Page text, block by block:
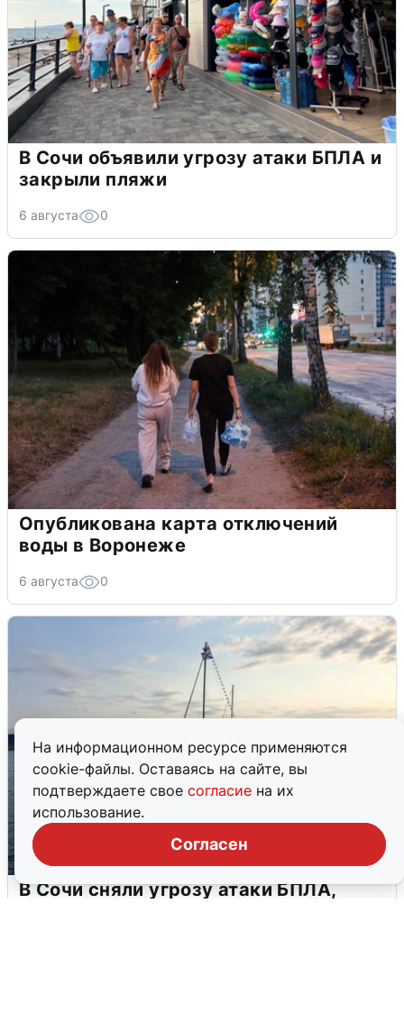
На информационном ресурсе применяются
cookie-файлы. Оставаясь на сайте, вы
подтверждаете свое согласие на их
использование.
Согласен
В Сочи объявили угрозу атаки БПЛА и
закрыли пляжи
6 августа 0
Опубликована карта отключений
воды в Воронеже
6 августа 0
В Сочи сняли угрозу атаки БПЛА,